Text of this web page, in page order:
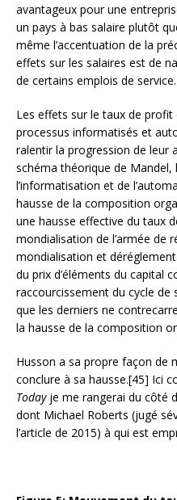
avantageux pour une
un pays à bas salaire plutôt
même l’accentuation de la
effets sur les salaires est de
de certains emplois de service.
Les effets sur le taux de
processus informatisés et
ralentir la progression de leur
schéma théorique de Mandel,
l’informatisation et de
hausse de la composition
une hausse effective du taux
mondialisation de l’armée de
mondialisation et
du prix d’éléments du capital
raccourcissement du cycle
que les derniers ne
la hausse de la composition
Husson a sa propre façon de
conclure à sa hausse.[45] Ici
Todayje me rangerai du côté
dont Michael Roberts (jugé
l’article de 2015) à qui est